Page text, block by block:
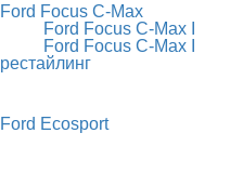
Ford Focus C-Max
Ford Focus C-Max I
Ford Focus C-Max I
рестайлинг
Ford Ecosport